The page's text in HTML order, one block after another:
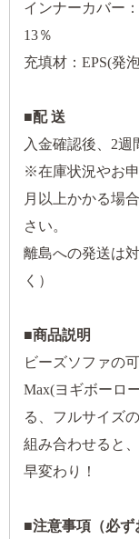
インナーカバー
13％
充填材：EPS(発
■配 送
入金確認後、2
※在庫状況やお
月以上かかる場
さい。
離島への発送は
く）
■商品説明
ビーズソファの
Max(ヨギボーロ
る、フルサイズ
組み合わせると
早変わり！
■注意事項（必ず